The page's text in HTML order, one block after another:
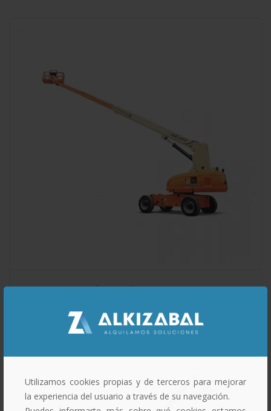
Utilizamos cookies propias y de terceros para mejorar
la experiencia del usuario a través de su navegación.
PLATAFORMAS TELESCÓPICAS DIÉSEL